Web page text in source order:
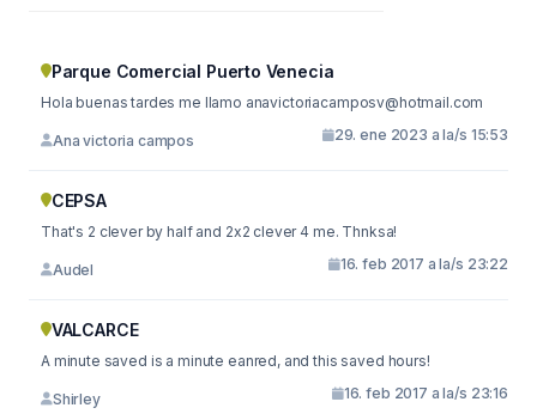
Parque Comercial Puerto Venecia
Hola buenas tardes me llamo anavictoriacamposv@hotmail.com
Ana victoria campos 29. ene 2023 a la/s 15:53
CEPSA
That's 2 clever by half and 2x2 clever 4 me. Thnksa!
Audel 16. feb 2017 a la/s 23:22
VALCARCE
A minute saved is a minute eanred, and this saved hours!
Shirley 16. feb 2017 a la/s 23:16